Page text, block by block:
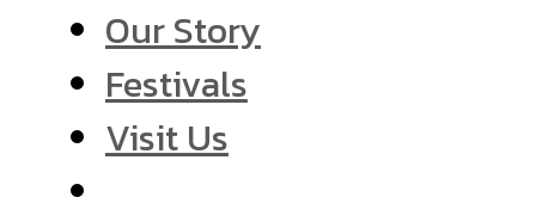
Our Story
Festivals
Visit Us